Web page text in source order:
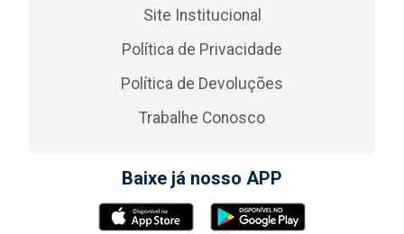
Site Institucional
Política de Privacidade
Política de Devoluções
Trabalhe Conosco
Baixe já nosso APP